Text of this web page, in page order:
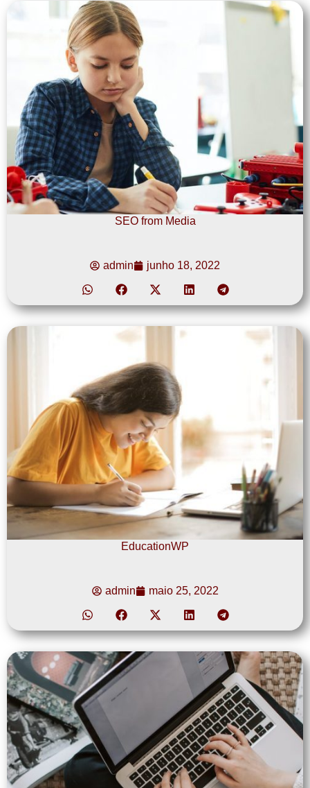
SEO from Media
admin junho 18, 2022
EducationWP
admin maio 25, 2022